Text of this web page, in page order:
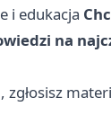
i edukacja
na